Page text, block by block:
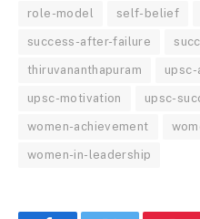
role-model self-belief
success-after-failure
thiruvananthapuram
upsc-motivation upsc-
women-achievement
women-in-leadership